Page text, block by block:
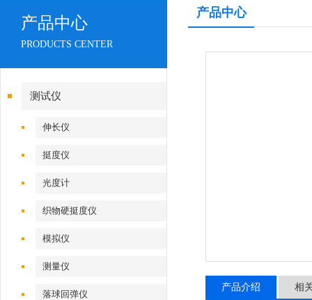
产品中心
PRODUCTS CENTER
测试仪
伸长仪
挺度仪
光度计
织物硬挺度仪
模拟仪
测量仪
落球回弹仪
产品中心
产品介绍 相